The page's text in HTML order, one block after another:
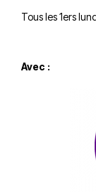
Tous les 1ers
Avec :